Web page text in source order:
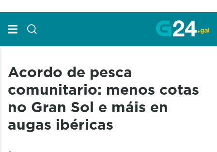
Acordo de pesca
comunitario: menos cotas
no Gran Sol e máis en
augas ibéricas